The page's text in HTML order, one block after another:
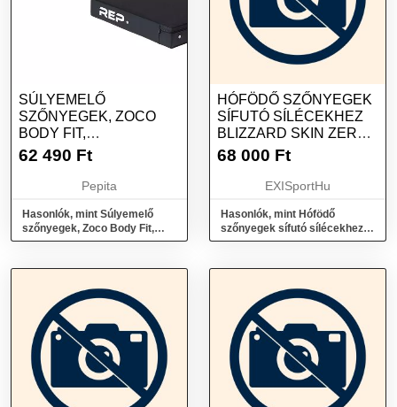
SÚLYEMELŐ
SZŐNYEGEK, ZOCO
BODY FIT,
FOGANTYÚKKAL,
62 490 Ft
Pepita
Hasonlók, mint Súlyemelő
szőnyegek, Zoco Body Fit,
fogantyúkkal, Fekete
HÓFÖDŐ SZŐNYEGEK
SÍFUTÓ SÍLÉCEKHEZ
BLIZZARD SKIN ZERO
G 084 APPROACH
68 000 Ft
EXISportHu
Hasonlók, mint Hófödő
szőnyegek sífutó sílécekhez
BLIZZARD Skin Zero G 084